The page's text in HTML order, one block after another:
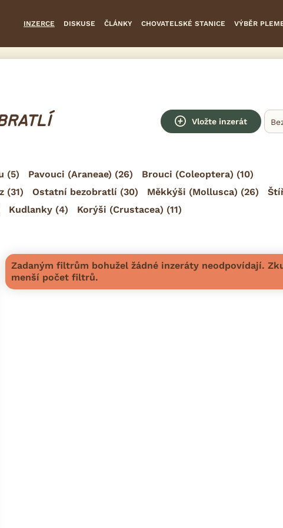
INZERCE DISKUSE ČLÁNKY CHOVATELSKÉ STANICE VÝBĚR
Vložte inzerát
(5) Pavouci (Araneae) (26) Brouci (Coleoptera) (10)
(31) Ostatní bezobratlí (30) Měkkýši (Mollusca) (26)
Kudlanky (4) Korýši (Crustacea) (11)
Zadaným filtrům bohužel žádné inzeráty neodpovídají.
menší počet filtrů.